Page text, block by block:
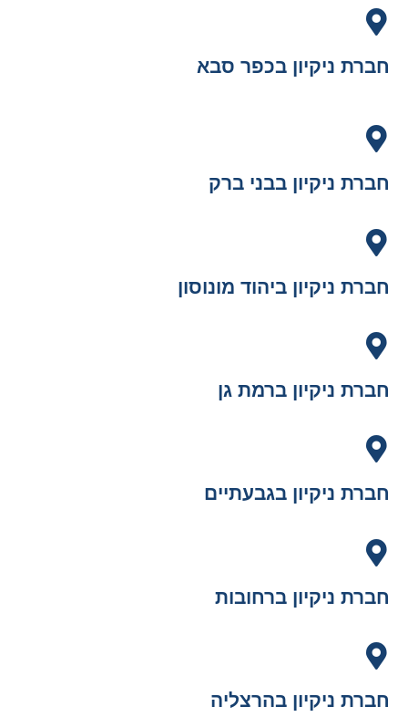
חברת ניקיון בכפר סבא
חברת ניקיון בבני ברק
חברת ניקיון ביהוד מונוסון
חברת ניקיון ברמת גן
חברת ניקיון בגבעתיים
חברת ניקיון ברחובות
חברת ניקיון בהרצליה